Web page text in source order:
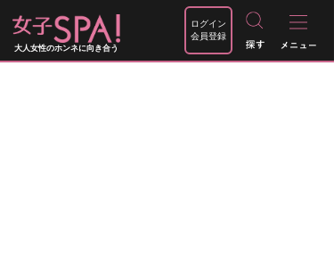
大人女性のホンネに向き合う
ログイン
会員登録